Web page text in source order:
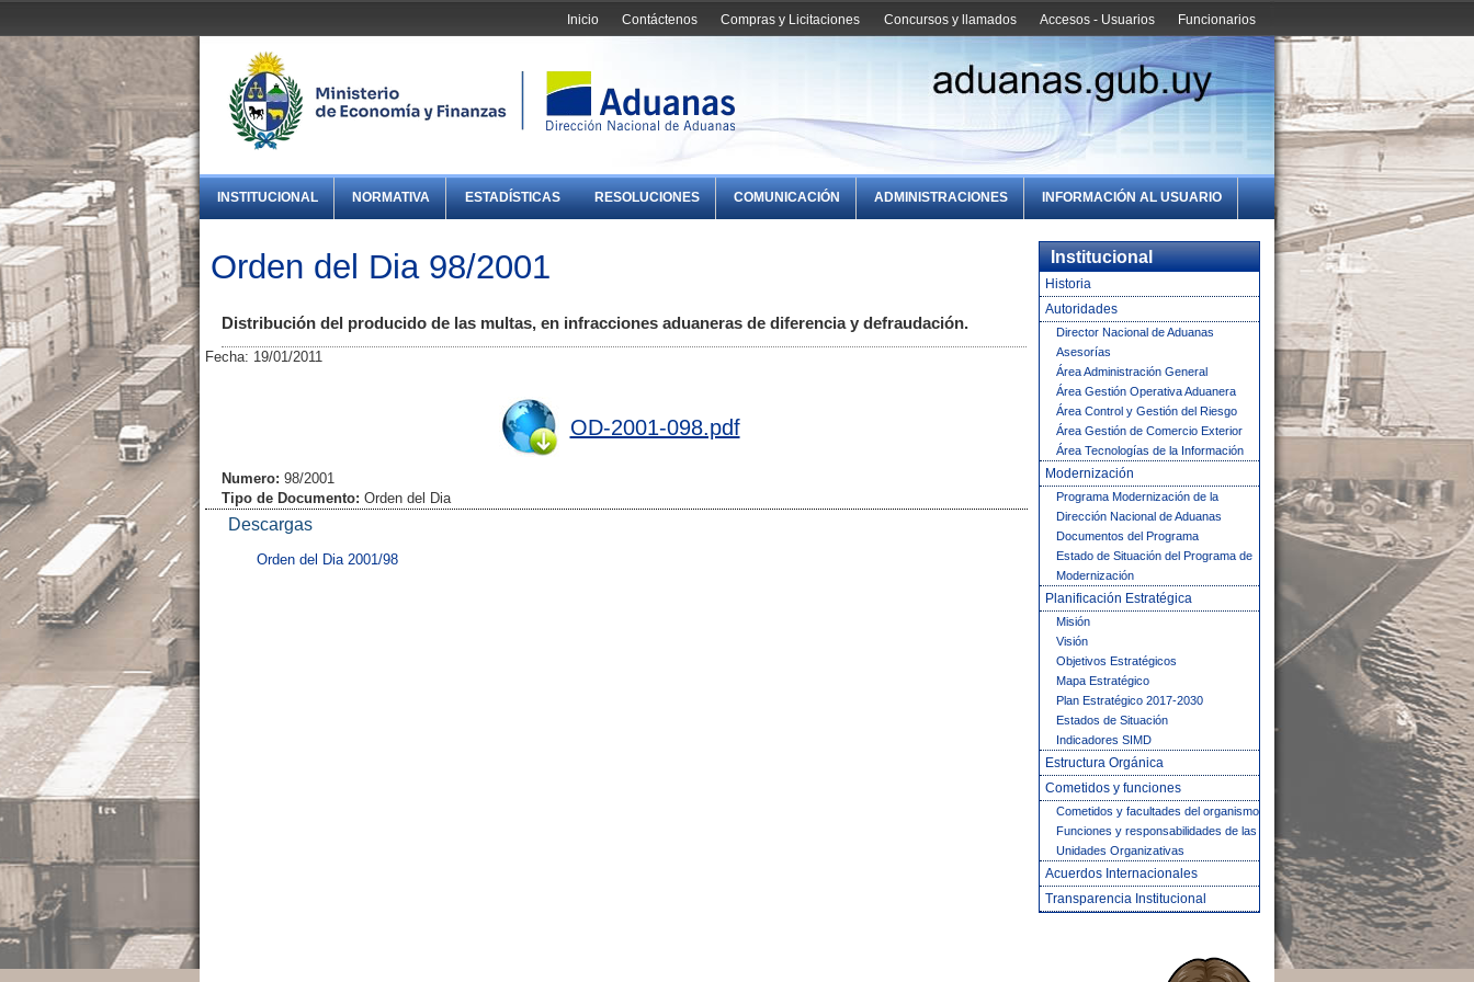
Funcionarios
Accesos - Usuarios
Concursos y llamados
Compras y Licitaciones
Contáctenos
Inicio
INSTITUCIONAL NORMATIVA ESTADÍSTICAS RESOLUCIONES COMUNICACIÓN ADMINISTRACIONES INFORMACIÓN AL USUARIO
Orden del Dia 98/2001
Distribución del producido de las multas, en infracciones aduaneras de diferencia y defraudación.
Fecha: 19/01/2011
OD-2001-098.pdf
Numero: 98/2001
Tipo de Documento: Orden del Dia
Descargas
Orden del Dia 2001/98
Institucional
Historia
Autoridades
Director Nacional de Aduanas
Asesorías
Área Administración General
Área Gestión Operativa Aduanera
Área Control y Gestión del Riesgo
Área Gestión de Comercio Exterior
Área Tecnologías de la Información
Modernización
Programa Modernización de la
Dirección Nacional de Aduanas
Documentos del Programa
Estado de Situación del Programa de
Modernización
Planificación Estratégica
Misión
Visión
Objetivos Estratégicos
Mapa Estratégico
Plan Estratégico 2017-2030
Estados de Situación
Indicadores SIMD
Estructura Orgánica
Cometidos y funciones
Cometidos y facultades del organismo
Funciones y responsabilidades de las
Unidades Organizativas
Acuerdos Internacionales
Transparencia Institucional